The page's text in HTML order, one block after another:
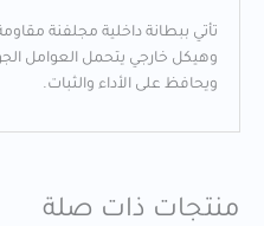
تأتي ببطانة داخلية مجلفنة
وهيكل خارجي يتحمل العوامل
ويحافظ على الأداء والثبات.
منتجات ذات صلة